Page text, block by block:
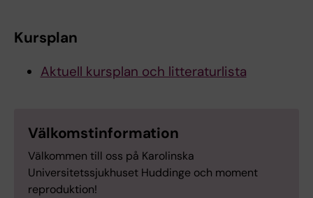
Kursplan
Aktuell kursplan och litteraturlista
Välkomstinformation
Välkommen till oss på Karolinska
Universitetssjukhuset Huddinge och moment
reproduktion!